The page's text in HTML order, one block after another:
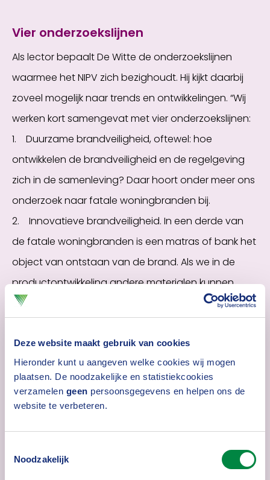
Deze website maakt gebruik van cookies
Hieronder kunt u aangeven welke cookies wij mogen
plaatsen. De noodzakelijke en statistiekcookies
verzamelen geen persoonsgegevens en helpen ons de
website te verbeteren.
Noodzakelijk
Vier onderzoekslijnen
Als lector bepaalt De Witte de onderzoekslijnen
waarmee het NIPV zich bezighoudt. Hij kijkt daarbij
zoveel mogelijk naar trends en ontwikkelingen. “Wij
werken kort samengevat met vier onderzoekslijnen:
1. Duurzame brandveiligheid, oftewel: hoe
ontwikkelen de brandveiligheid en de regelgeving
zich in de samenleving? Daar hoort onder meer ons
onderzoek naar fatale woningbranden bij.
2. Innovatieve brandveiligheid. In een derde van
de fatale woningbranden is een matras of bank het
object van ontstaan van de brand. Als we in de
productontwikkeling andere materialen kunnen
gebruiken, wordt een huis al veel brandveiliger.
scharen, heeft met gedrag te maken. Menselijk
handelen is nog steeds een van de meest
voorkomende oorzaken van brand. En pas als we
weten wat mensen doen, kunnen we brand
3. Toegepaste brandveiligheid. Hierin ontwikkelen
we kennis en kunde gericht op de praktijk. Een